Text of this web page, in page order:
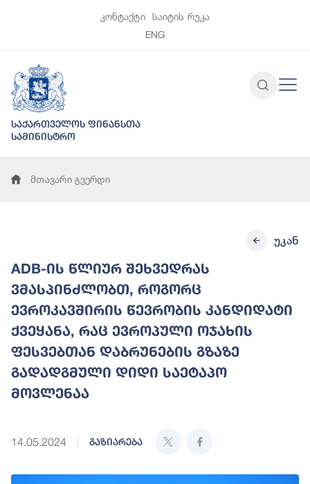
კონტაქტი
საიტის რუკა
ENG
საქართველოს ფინანსთა
სამინისტრო
მთავარი გვერდი
ADB-ის წლიურ შეხვედრას
ვმასპინძლობთ, როგორც
ევროკავშირის წევრობის კანდიდატი
ქვეყანა, რაც ევროპული ოჯახის
ფესვებთან დაბრუნების გზაზე
გადადგმული დიდი საეტაპო
მოვლენაა
14.05.2024 გაზიარება
უკან